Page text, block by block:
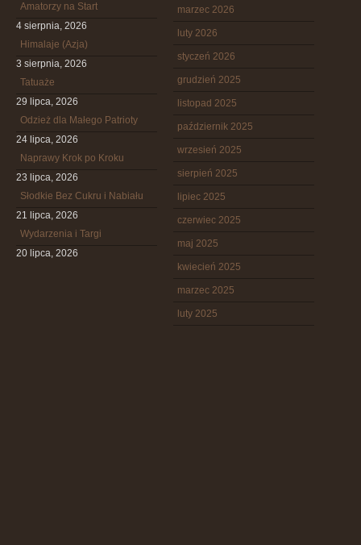
Amatorzy na Start
4 sierpnia, 2026
Himalaje (Azja)
3 sierpnia, 2026
Tatuaże
29 lipca, 2026
Odzież dla Małego Patrioty
24 lipca, 2026
Naprawy Krok po Kroku
23 lipca, 2026
Słodkie Bez Cukru i Nabiału
21 lipca, 2026
Wydarzenia i Targi
20 lipca, 2026
marzec 2026
luty 2026
styczeń 2026
grudzień 2025
listopad 2025
październik 2025
wrzesień 2025
sierpień 2025
lipiec 2025
czerwiec 2025
maj 2025
kwiecień 2025
marzec 2025
luty 2025